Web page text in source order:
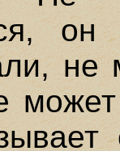
не
может